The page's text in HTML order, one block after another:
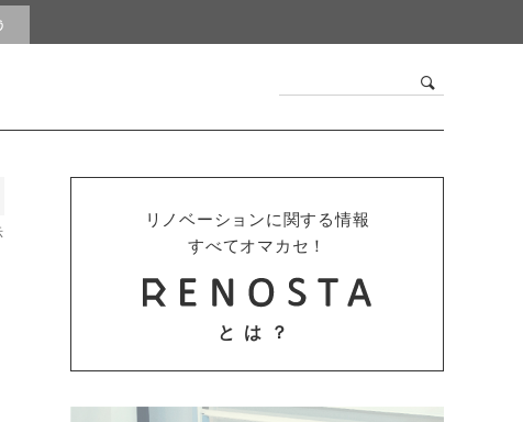
リノベーションに関する情報
すべてオマカセ！
とは？